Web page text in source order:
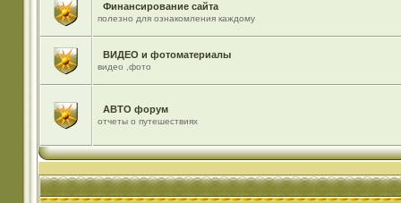
Финансирование сайта
полезно для ознакомления каждому
ВИДЕО и фотоматериалы
видео ,фото
АВТО форум
отчеты о путешествиях